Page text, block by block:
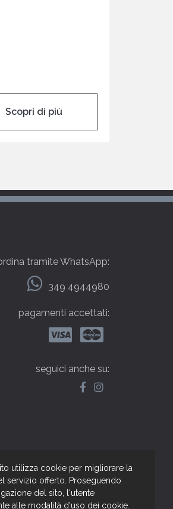
Scopri di più
tramite WhatsApp:
349 4944980
pagamenti accettati:
seguici anche su:
web by NetBull
utilizza cookie per migliorare la
servizio offerto. Proseguendo
del sito, l'utente
alle modalità d'uso dei cookie.